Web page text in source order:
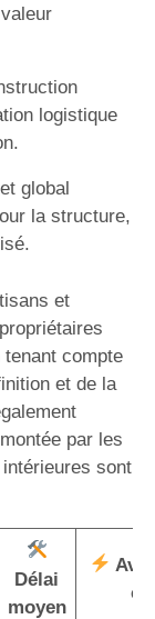
logistique
global
la structure,
et
compte
et de la
par les
sont
Délai
moyen
clé